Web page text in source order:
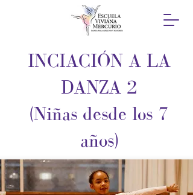
INCIACIÓN A LA
DANZA 2
(Niñas desde los 7
años)